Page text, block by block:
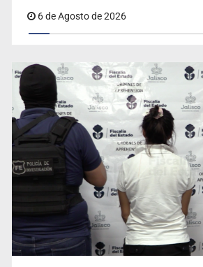
Critican inoperancia de la ASEJ para
públicos
6 de Agosto de 2026